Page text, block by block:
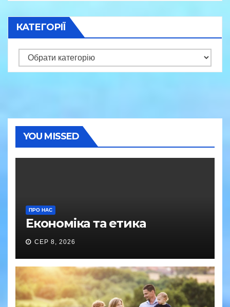
КАТЕГОРІЇ
Категорії
YOU MISSED
ПРО НАС
Економіка та етика
СЕР 8, 2026